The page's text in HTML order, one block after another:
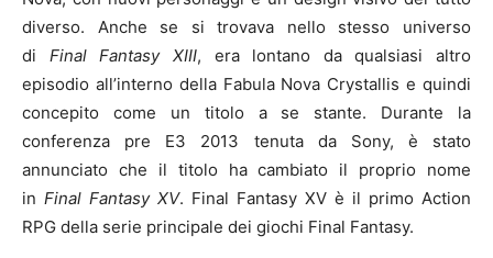
diverso. Anche se si trovava nello stesso universo
di Final Fantasy XIII, era lontano da qualsiasi altro
episodio all’interno della Fabula Nova Crystallis e quindi
concepito come un titolo a se stante. Durante la
conferenza pre E3 2013 tenuta da Sony, è stato
annunciato che il titolo ha cambiato il proprio nome
in Final Fantasy XV. Final Fantasy XV è il primo Action
RPG della serie principale dei giochi Final Fantasy.